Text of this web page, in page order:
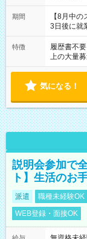
と休みを
「できれ
ね。 ※Wワーク希望の方へ 今ご覧のお仕事で希望する勤務時間
と、もう1
合は応募
期間
【8月中
3日後に就
特徴 履歴書不要
上の大量
気になる！
説明会参加で
ト】生活のお
派遣 職種未経験OK
WEB登録・面接OK